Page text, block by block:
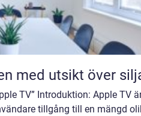
tällberg möten med utsikt över
TV” Introduktion: Apple TV
tillgång till en mängd